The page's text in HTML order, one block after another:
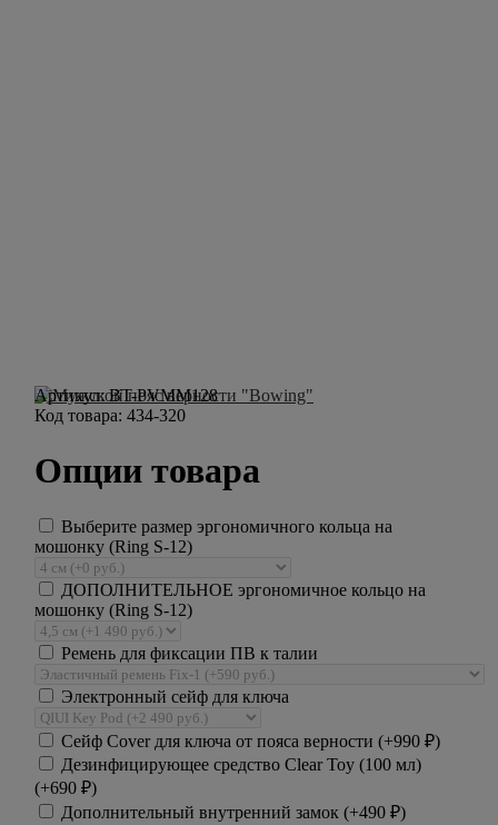
Артикул:BT-PVMM128
Код товара: 434-320
Опции товара
Выберите размер эргономичного кольца на
мошонку (Ring S-12)
ДОПОЛНИТЕЛЬНОЕ эргономичное кольцо на
мошонку (Ring S-12)
Ремень для фиксации ПВ к талии
Электронный сейф для ключа
Сейф Cover для ключа от пояса верности (+990 ₽)
Дезинфицирующее средство Clear Toy (100 мл)
(+690 ₽)
Дополнительный внутренний замок (+490 ₽)